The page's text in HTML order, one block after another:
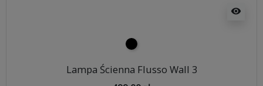
visibility
czarny
Lampa Ścienna Flusso Wall 3